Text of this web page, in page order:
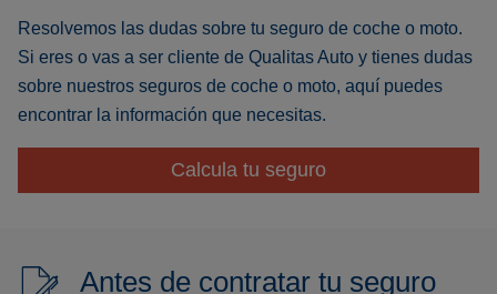
Resolvemos las dudas sobre tu seguro de coche o moto.
Si eres o vas a ser cliente de Qualitas Auto y tienes dudas
sobre nuestros seguros de coche o moto, aquí puedes
encontrar la información que necesitas.
Calcula tu seguro
Antes de contratar tu seguro